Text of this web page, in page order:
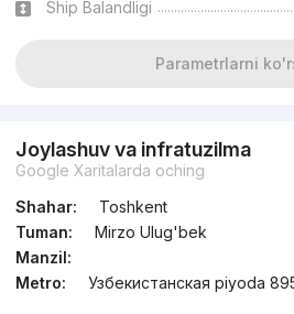
Ship Balandligi
Parametrlarni
Joylashuv va infratuzilma
Google Xaritalarda oching
Shahar:
Toshkent
Tuman:
Mirzo Ulug'bek
Manzil:
Metro:
Узбекистанская piyoda